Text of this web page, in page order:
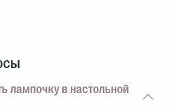
лампочку в настольной